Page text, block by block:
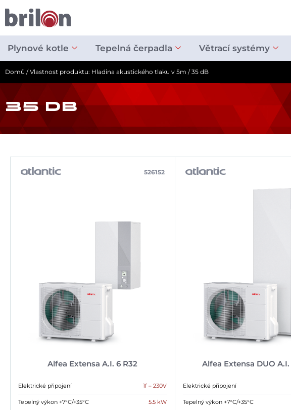
obsah
Plynové kotle Tepelná čerpadla Větrací systémy
Domů / Vlastnost produktu: Hladina akustického tlaku v 5m / 35 dB
35 DB
Alfea Extensa A.I. 6 R32
526152
Elektrické připojení 1f – 230V
Tepelný výkon +7°C/+35°C
5.5 kW
Alfea Extensa DUO A.I.
Elektrické připojení
Tepelný výkon +7°C/+35°C